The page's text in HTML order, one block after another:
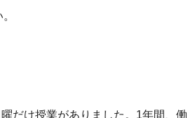
だけ授業がありました。1年間、働